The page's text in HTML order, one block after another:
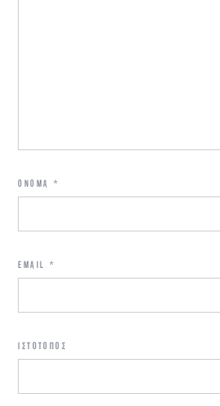
ΌΝΟΜΑ *
EMAIL *
ΙΣΤΌΤΟΠΟΣ